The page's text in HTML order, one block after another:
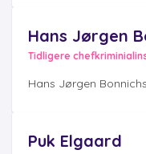
Hans Jørgen
Tidligere
Hans Jørgen
Puk Elgaard